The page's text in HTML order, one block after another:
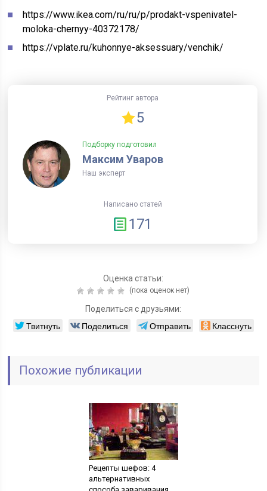
https://www.ikea.com/ru/ru/p/prodakt-vspenivatel-
moloka-chernyy-40372178/
https://vplate.ru/kuhonnye-aksessuary/venchik/
Рейтинг автора
5
Подборку подготовил
Максим Уваров
Наш эксперт
Написано статей
171
Оценка статьи:
(пока оценок нет)
Поделиться с друзьями:
Твитнуть Поделиться Отправить Класснуть
Похожие публикации
Рецепты шефов: 4
альтернативных